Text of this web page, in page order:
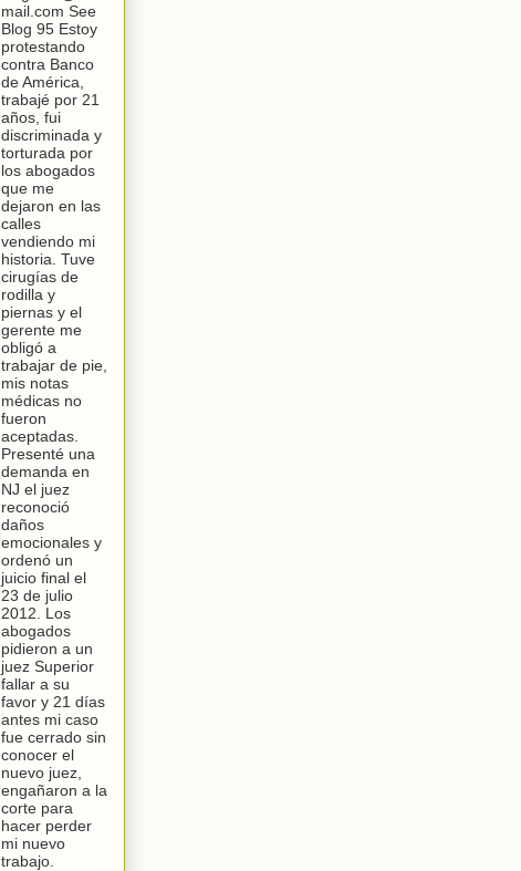
mail.com See
Blog 95 Estoy
protestando
contra Banco
de América,
trabajé por 21
años, fui
discriminada y
torturada por
los abogados
que me
dejaron en las
calles
vendiendo mi
historia. Tuve
cirugías de
rodilla y
piernas y el
gerente me
obligó a
trabajar de pie,
mis notas
médicas no
fueron
aceptadas.
Presenté una
demanda en
NJ el juez
reconoció
daños
emocionales y
ordenó un
juicio final el
23 de julio
2012. Los
abogados
pidieron a un
juez Superior
fallar a su
favor y 21 días
antes mi caso
fue cerrado sin
conocer el
nuevo juez,
engañaron a la
corte para
hacer perder
mi nuevo
trabajo.